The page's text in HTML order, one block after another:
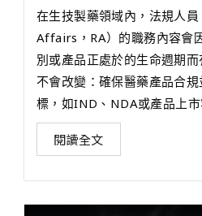
在生技製藥領域內，法規人
Affairs，RA）的職務內容會
別或產品正處於的生命週期
不會改變：確保醫藥產品合
標，如IND、NDA或產品上市
閱讀全文